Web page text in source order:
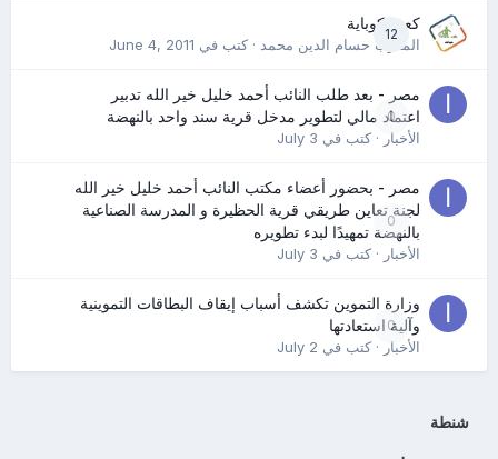
12
كعب كوباية
المدرب حسام الدين محمد· كتب في June 4, 2011
0
مصر - بعد طلب النائب أحمد خليل خير الله تدبير
اعتماد مالي لتطوير مدخل قرية سند واحد بالنهضة
الأخبار· كتب في July 3
0
مصر - بحضور أعضاء مكتب النائب أحمد خليل خير الله
لجنة تعاين طريقي قرية الحظيرة و المدرسة الصناعية
بالنهضة تمهيدًا لبدء تطويره
الأخبار· كتب في July 3
0
وزارة التموين تكشف أسباب إيقاف البطاقات التموينية
وآلية استعادتها
الأخبار· كتب في July 2
شنطة